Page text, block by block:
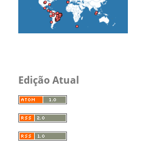
Edição Atual